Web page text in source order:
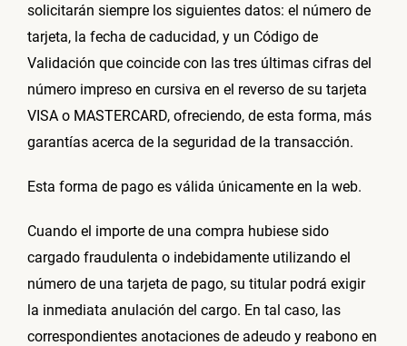
solicitarán siempre los siguientes datos: el número de
tarjeta, la fecha de caducidad, y un Código de
Validación que coincide con las tres últimas cifras del
número impreso en cursiva en el reverso de su tarjeta
VISA o MASTERCARD, ofreciendo, de esta forma, más
garantías acerca de la seguridad de la transacción.
Esta forma de pago es válida únicamente en la web.
Cuando el importe de una compra hubiese sido
cargado fraudulenta o indebidamente utilizando el
número de una tarjeta de pago, su titular podrá exigir
la inmediata anulación del cargo. En tal caso, las
correspondientes anotaciones de adeudo y reabono en